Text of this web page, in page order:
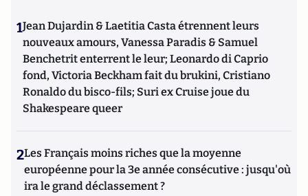
Après avoir travaillé trois ans au Figaro- Littéraire aux
côtés d’Angelo Rinaldi, de l’Académie Française(+) Annick
Geille dirigea "La Sélection des meilleurs livres de la
période" pour le « Magazine des Livres », tout en rédigeant
chaque mois pendant dix ans une chronique litt. pour le
mensuel "Service Littéraire". Annick Geille remet
depuis huit ans à Atlantico une chronique vouée à la
1Jean Dujardin & Laetitia Casta étrennent leurs
nouveaux amours, Vanessa Paradis & Samuel
Benchetrit enterrent le leur; Leonardo di Caprio
fond, Victoria Beckham fait du brukini, Cristiano
Ronaldo du bisco-fils; Suri ex Cruise joue du
Shakespeare queer
2Les Français moins riches que la moyenne
européenne pour la 3e année consécutive : jusqu'où
ira le grand déclassement ?